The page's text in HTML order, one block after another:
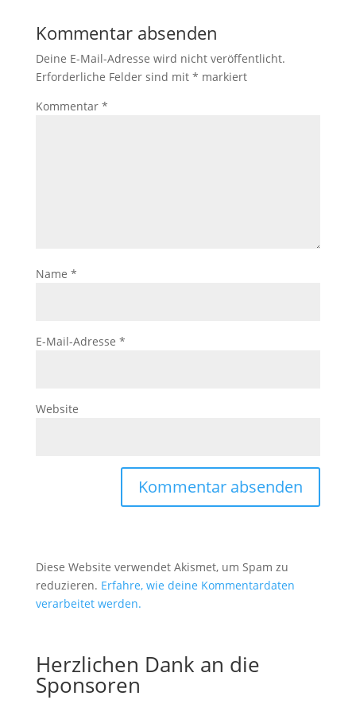
Kommentar absenden
Deine E-Mail-Adresse wird nicht veröffentlicht.
Erforderliche Felder sind mit * markiert
Kommentar *
Name *
E-Mail-Adresse *
Website
Diese Website verwendet Akismet, um Spam zu
reduzieren. Erfahre, wie deine Kommentardaten
verarbeitet werden.
Herzlichen Dank an die
Sponsoren